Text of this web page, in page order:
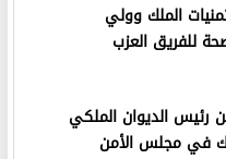
الملك وولي
للفريق العزب
رئيس الديوان الملكي
في مجلس الأمن